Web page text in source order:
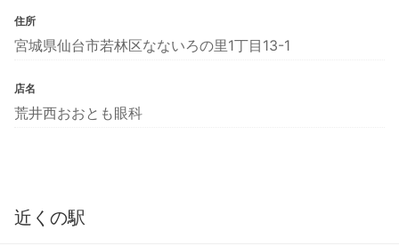
住所
宮城県仙台市若林区なないろの里1丁目13-1
店名
荒井西おおとも眼科
近くの駅